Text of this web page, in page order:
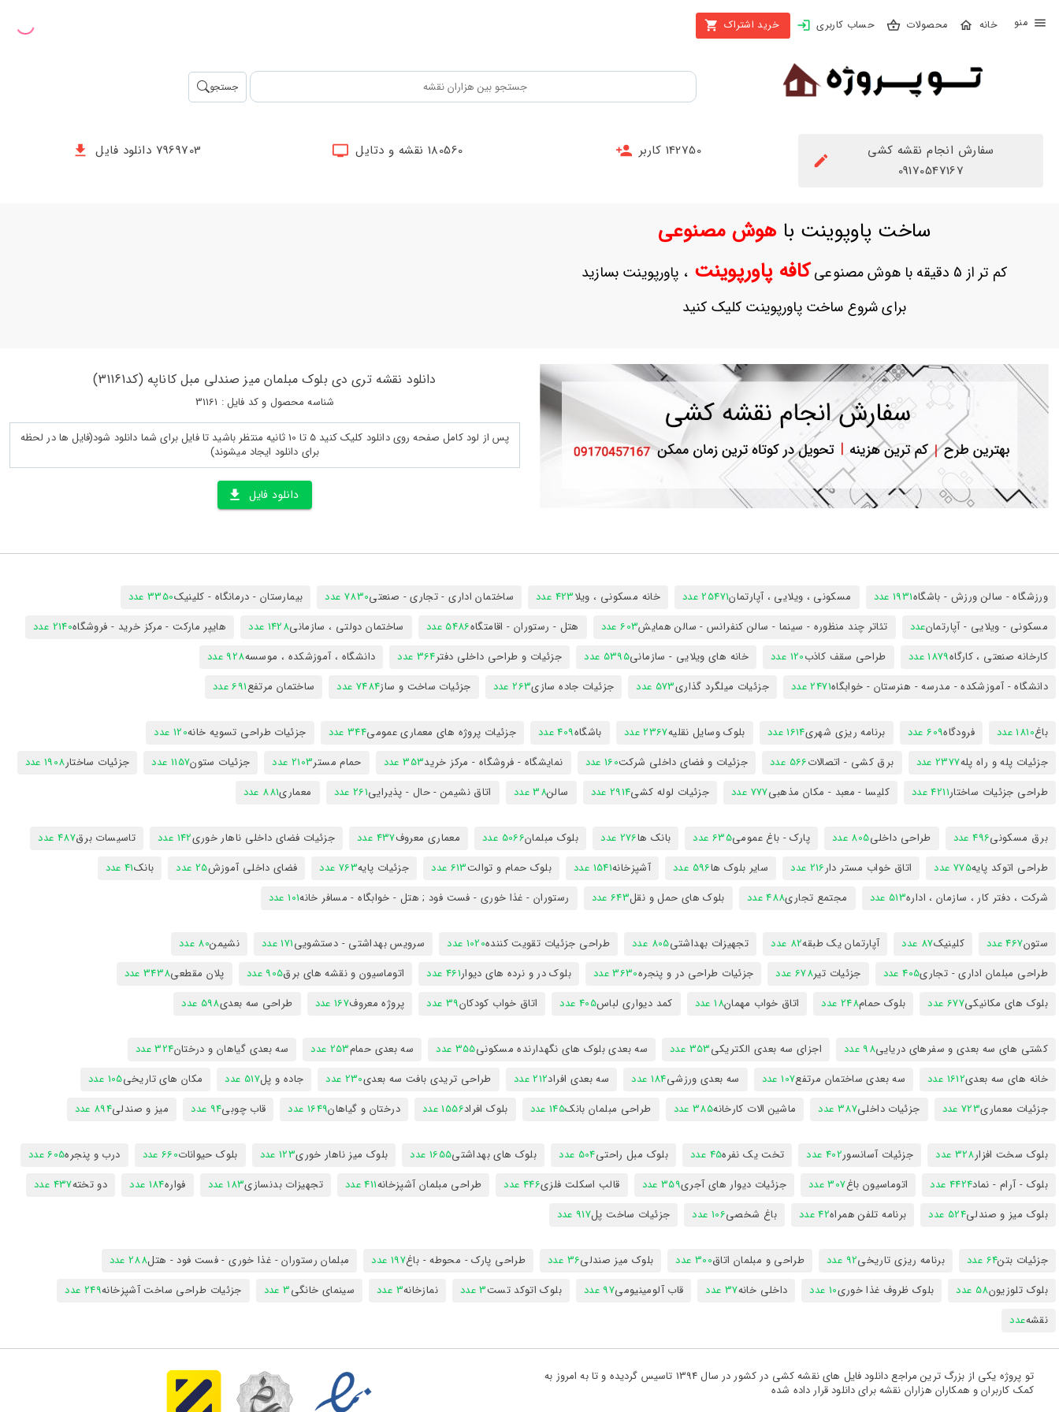
محصولات حساب کاربری خرید اشتراک
بستن
محصولات
نام
بازیابی
رمز
جستجو
سفارش انجام نقشه کشی
09170547167
142750 کاربر 180560 نقشه و دتایل 7969703 دانلود فایل
ساخت پاوپوینت باهوش مصنوعی
کم تر از 5 دقیقه با هوش مصنوعی کافه پاورپوینت، پاورپوینت بسازید
برای شروع ساخت پاورپوینت کلیک کنید
دانلود نقشه تری دی بلوک مبلمان میز صندلی مبل کاناپه (کد31161)
شناسه محصول و کد فایل : 31161
پس از لود کامل صفحه روی دانلود کلیک کنید 5 تا 10 ثانیه منتظر باشید تا فایل برای شما دانلود شود(فایل ها در لحظه
برای دانلود ایجاد میشوند)
دانلود فایل
ورزشگاه - سالن ورزش - باشگاه1931 عدد مسکونی ، ویلایی ، آپارتمان25471 عدد خانه مسکونی ، ویلا423 عدد ساختمان اداری - تجاری - صنعتی7830 عدد بیمارستان - درمانگاه - کلینیک3350 عدد
مسکونی - ویلایی - آپارتمانعدد تئاتر چند منظوره - سینما - سالن کنفرانس - سالن همایش603 عدد هتل - رستوران - اقامتگاه5486 عدد ساختمان دولتی ، سازمانی1428 عدد هایپر مارکت - مرکز خرید - فروشگاه2140 عدد
کارخانه صنعتی ، کارگاه1879 عدد طراحی سقف کاذب120 عدد خانه های ویلایی - سازمانی5395 عدد جزئیات و طراحی داخلی دفتر364 عدد دانشگاه ، آموزشکده ، موسسه928 عدد
دانشگاه - آموزشکده - مدرسه - هنرستان - خوابگاه2471 عدد جزئیات میلگرد گذاری573 عدد جزئیات جاده سازی263 عدد جزئیات ساخت و ساز7484 عدد ساختمان مرتفع691 عدد
باغ1810 عدد فرودگاه609 عدد برنامه ریزی شهری1614 عدد بلوک وسایل نقلیه2367 عدد باشگاه409 عدد جزئیات پروژه های معماری عمومی344 عدد جزئیات طراحی تسویه خانه120 عدد
جزئیات پله و راه پله2377 عدد برق کشی - اتصالات566 عدد جزئیات و فضای داخلی شرکت160 عدد نمایشگاه - فروشگاه - مرکز خرید353 عدد حمام مستر2103 عدد جزئیات ستون1157 عدد جزئیات ساختار1908 عدد
طراحی جزئیات ساختار4211 عدد کلیسا - معبد - مکان مذهبی777 عدد جزئیات لوله کشی2914 عدد سالن38 عدد اتاق نشیمن - حال - پذیرایی261 عدد معماری881 عدد
برق مسکونی496 عدد طراحی داخلی805 عدد پارک - باغ عمومی635 عدد بانک ها276 عدد بلوک مبلمان5066 عدد معماری معروف437 عدد جزئیات فضای داخلی ناهار خوری142 عدد تاسیسات برق487 عدد
طراحی اتوکد پایه775 عدد اتاق خواب مستر دار216 عدد سایر بلوک ها596 عدد آشپزخانه1541 عدد بلوک حمام و توالت613 عدد جزئیات پایه763 عدد فضای داخلی آموزش25 عدد بانک41 عدد
شرکت ، دفتر کار ، سازمان ، اداره513 عدد مجتمع تجاری488 عدد بلوک های حمل و نقل643 عدد رستوران - غذا خوری - فست فود ; هتل - خوابگاه - مسافر خانه101 عدد
ستون467 عدد کلینیک87 عدد آپارتمان یک طبقه82 عدد تجهیزات بهداشتی805 عدد طراحی جزئیات تقویت کننده1020 عدد سرویس بهداشتی - دستشویی171 عدد نشیمن80 عدد
طراحی مبلمان اداری - تجاری405 عدد جزئیات تیر678 عدد جزئیات طراحی در و پنجره3630 عدد بلوک در و نرده های دیوار461 عدد اتوماسیون و نقشه های برق905 عدد پلان مقطعی3438 عدد
بلوک های مکانیکی677 عدد بلوک حمام248 عدد اتاق خواب مهمان18 عدد کمد دیواری لباس405 عدد اتاق خواب کودکان39 عدد پروژه معروف167 عدد طراحی سه بعدی598 عدد
کشتی های سه بعدی و سفرهای دریایی98 عدد اجزای سه بعدی الکتریکی353 عدد سه بعدی بلوک های نگهدارنده مسکونی355 عدد سه بعدی حمام253 عدد سه بعدی گیاهان و درختان324 عدد
خانه های سه بعدی1612 عدد سه بعدی ساختمان مرتفع107 عدد سه بعدی ورزشی184 عدد سه بعدی افراد212 عدد طراحی تریدی بافت سه بعدی230 عدد جاده و پل517 عدد مکان های تاریخی105 عدد
جزئیات معماری723 عدد جزئیات داخلی387 عدد ماشین الات کارخانه385 عدد طراحی مبلمان بانک145 عدد بلوک افراد1556 عدد درختان و گیاهان1649 عدد قاب چوبی94 عدد میز و صندلی894 عدد
بلوک سخت افزار328 عدد جزئیات آسانسور402 عدد تخت یک نفره45 عدد بلوک مبل راحتی504 عدد بلوک های بهداشتی1655 عدد بلوک میز ناهار خوری123 عدد بلوک حیوانات660 عدد درب و پنجره605 عدد
بلوک - آرام - نماد4424 عدد اتوماسیون باغ307 عدد جزئیات دیوار های آجری359 عدد قالب اسکلت فلزی446 عدد طراحی مبلمان آشپزخانه411 عدد تجهیزات بدنسازی183 عدد فواره184 عدد دو تخته437 عدد
بلوک میز و صندلی524 عدد برنامه تلفن همراه42 عدد باغ شخصی106 عدد جزئیات ساخت پل917 عدد
جزئیات بتن64 عدد برنامه ریزی تاریخی92 عدد طراحی و مبلمان اتاق300 عدد بلوک میز صندلی36 عدد طراحی پارک - محوطه - باغ197 عدد مبلمان رستوران - غذا خوری - فست فود - هتل288 عدد
بلوک تلوزیون58 عدد بلوک ظروف غذا خوری10 عدد داخلی خانه37 عدد قاب آلومینیومی97 عدد بلوک اتوکد تست3 عدد نمازخانه3 عدد سینمای خانگی3 عدد جزئیات طراحی ساخت آشپزخانه249 عدد
نقشهعدد
تو پروژه یکی از بزرگ ترین مراجع دانلود فایل های نقشه کشی در کشور در سال 1394 تاسیس گردیده و تا به امروز به
کمک کاربران و همکاران هزاران نقشه برای دانلود قرار داده شده